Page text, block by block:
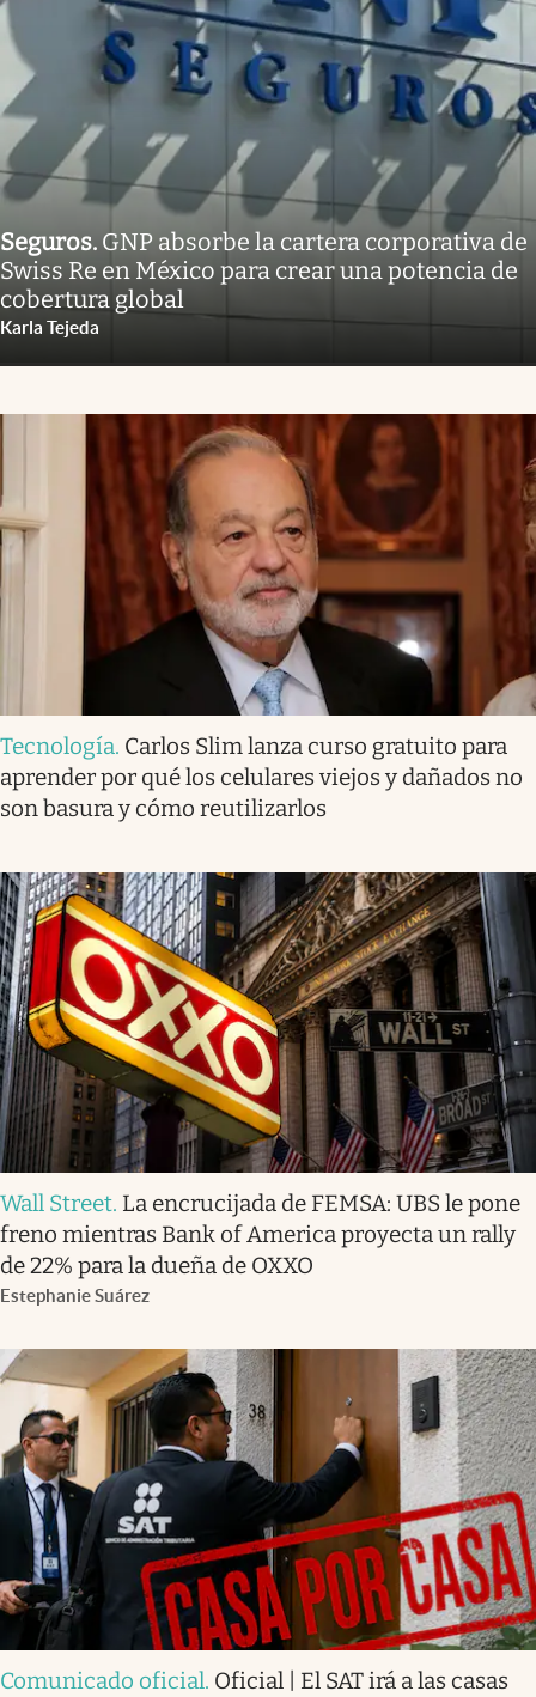
Seguros. GNP absorbe la cartera corporativa de
Swiss Re en México para crear una potencia de
cobertura global
Karla Tejeda
Tecnología. Carlos Slim lanza curso gratuito para
aprender por qué los celulares viejos y dañados no
son basura y cómo reutilizarlos
Wall Street. La encrucijada de FEMSA: UBS le pone
freno mientras Bank of America proyecta un rally
de 22% para la dueña de OXXO
Estephanie Suárez
Comunicado oficial. Oficial | El SAT irá a las casas